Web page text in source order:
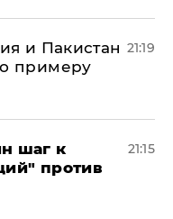
и Пакистан
примеру
21:19
шаг к
против
21:15